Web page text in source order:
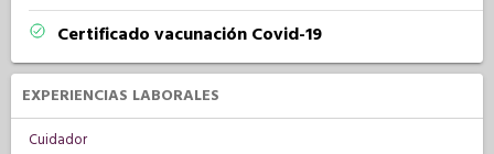
Certificado vacunación Covid-19
EXPERIENCIAS LABORALES
Cuidador